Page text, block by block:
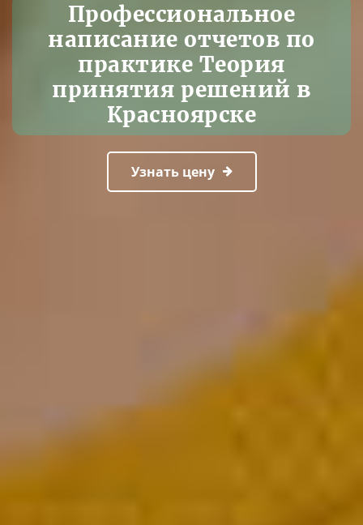
Профессиональное
написание отчетов по
практике Теория
принятия решений в
Красноярске
Узнать цену